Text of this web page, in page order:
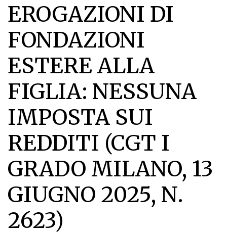
EROGAZIONI DI
FONDAZIONI
ESTERE ALLA
FIGLIA: NESSUNA
IMPOSTA SUI
REDDITI (CGT I
GRADO MILANO, 13
GIUGNO 2025, N.
2623)